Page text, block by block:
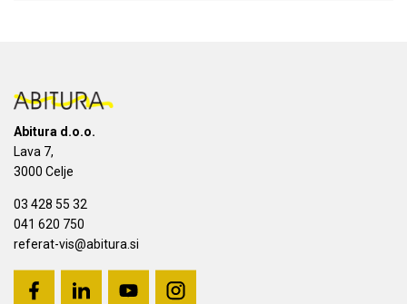
Abitura d.o.o.
Lava 7,
3000 Celje
03 428 55 32
041 620 750
referat-vis@abitura.si